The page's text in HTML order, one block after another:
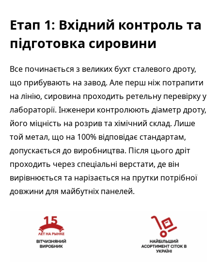
Етап 1: Вхідний контроль та
підготовка сировини
Все починається з великих бухт сталевого дроту,
що прибувають на завод. Але перш ніж потрапити
на лінію, сировина проходить ретельну перевірку у
лабораторії. Інженери контролюють діаметр дроту,
його міцність на розрив та хімічний склад. Лише
той метал, що на 100% відповідає стандартам,
допускається до виробництва. Після цього дріт
проходить через спеціальні верстати, де він
вирівнюється та нарізається на прутки потрібної
довжини для майбутніх панелей.